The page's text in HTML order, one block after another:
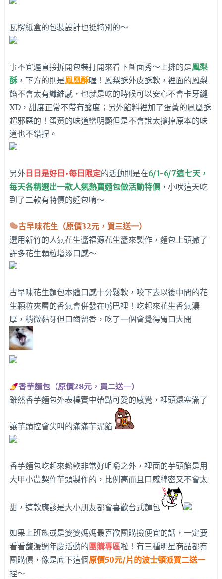
瓦楞紙盒的包裝設計也挺特別的～
事不宜遲直接拆開包裝打開來看下斷面秀～上排的是鳯梨
酥，下方的則是鳯凰酥喔！鳳梨酥外皮酥軟，裡面的鳳梨
餡不會太有纖維感，也就是吃的時候可以安心不會卡牙縫
XD，甜度正常不帶有酸度；另外餡料裡加了蛋黃的鳳凰酥
超邪惡的！蛋黃的味道蠻明顯但是不會說太搶掉原本的味
道也不錯捏。
另外日日是好日•每日限定的活動則是在6/1-6/7這七天，
每天各精選出一款人氣熱賣麵包做活動特價，小吠這天吃
到了二款有特價的麵包唷～
古早味花生（原價32元，買三送一）
選用新竹的人氣花生醬福源花生醬來製作，麵包上頭撒了
許多花生顆粒增添口感～
古早味花生麵包本體口感十分鬆軟，咬下去以後中間的花
生顆粒夾層的香氣會併發在嘴巴裡！吃起來花生香氣濃
厚，稍微黏牙但口齒留香，吃了一個會覺得胃口大開
香芋麵包（原價28元，買二送一）
雖然香芋麵包外表樸實中帶點可愛的感覺，裡頭還塞滿了
讓芋頭控會尖叫的滿滿芋泥餡
香芋麵包吃起來鬆軟非常好咀嚼之外，裡面的芋頭餡是用
大甲小農契作芋頭製作的，比例高而且口感綿密又不會太
甜，這款應該是大小朋友都會喜歡台式麵包
如果上班族或是婆婆媽媽最喜歡團購撿便宜的話，一定要
看看馥漫週年慶活動的 團購專區啦！有三種明星商品都有
團購價，像是底下這個原價50元/片的波士頓派買二送一
捏～